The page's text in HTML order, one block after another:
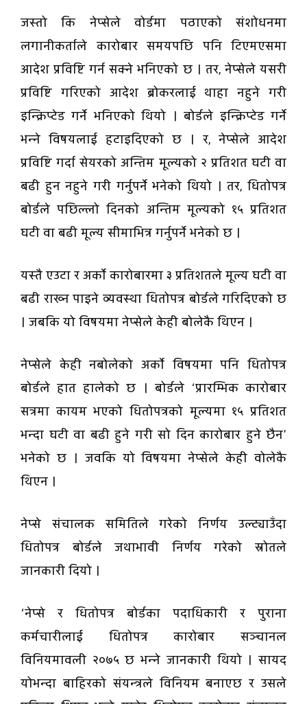
जस्तो कि नेप्सेले वोर्डमा पठाएको संशोधनमा
लगानीकर्ताले कारोबार समयपछि पनि टिएमएसमा
आदेश प्रविष्टि गर्न सक्ने भनिएको छ । तर, नेप्सेले यसरी
प्रविष्टि गरिएको आदेश ब्रोकरलाई थाहा नहुने गरी
इन्क्रिप्टेड गर्ने भनिएको थियो । बोर्डले इन्क्रिप्टेड गर्ने
भन्ने विषयलाई हटाइदिएको छ । र, नेप्सेले आदेश
प्रविष्टि गर्दा सेयरको अन्तिम मूल्यको २ प्रतिशत घटी वा
बढी हुन नहुने गरी गर्नुपर्ने भनेको थियो । तर, धितोपत्र
बोर्डले पछिल्लो दिनको अन्तिम मूल्यको १५ प्रतिशत
घटी वा बढी मूल्य सीमाभित्र गर्नुपर्ने भनेको छ ।
यस्तै एउटा र अर्काे कारोबारमा ३ प्रतिशतले मूल्य घटी वा
बढी राख्न पाइने व्यवस्था धितोपत्र बोर्डले गरिदिएको छ
। जबकि यो विषयमा नेप्सेले केही बोलेकै थिएन ।
नेप्सेले केही नबोलेको अर्काे विषयमा पनि धितोपत्र
बोर्डले हात हालेको छ । बोर्डले ‘प्रारम्भिक कारोबार
सत्रमा कायम भएको धितोपत्रको मूल्यमा १५ प्रतिशत
भन्दा घटी वा बढी हुने गरी सो दिन कारोबार हुने छैन’
भनेको छ । जवकि यो विषयमा नेप्सेले केही वोलेकै
थिएन ।
नेप्से संचालक समितिले गरेको निर्णय उल्ट्याउँदा
धितोपत्र बोर्डले जथाभावी निर्णय गरेको स्रोतले
जानकारी दियो ।
‘नेप्से र धितोपत्र बोर्डका पदाधिकारी र पुराना
कर्मचारीलाई धितोपत्र कारोबार सञ्चानल
विनियमावली २०७५ छ भन्ने जानकारी थियो । सायद
योभन्दा बाहिरको संयन्त्रले विनियम बनाएछ र उसले